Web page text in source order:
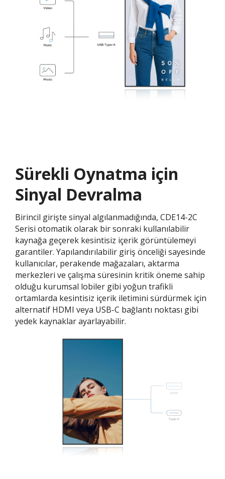
Sürekli Oynatma için
Sinyal Devralma
Birincil girişte sinyal algılanmadığında, CDE14-2C
Serisi otomatik olarak bir sonraki kullanılabilir
kaynağa geçerek kesintisiz içerik görüntülemeyi
garantiler. Yapılandırılabilir giriş önceliği sayesinde
kullanıcılar, perakende mağazaları, aktarma
merkezleri ve çalışma süresinin kritik öneme sahip
olduğu kurumsal lobiler gibi yoğun trafikli
ortamlarda kesintisiz içerik iletimini sürdürmek için
alternatif HDMI veya USB-C bağlantı noktası gibi
yedek kaynaklar ayarlayabilir.